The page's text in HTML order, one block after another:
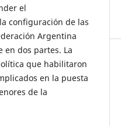
el
configuración de las
Argentina
en dos partes. La
que habilitaron
en la puesta
de la